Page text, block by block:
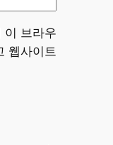
이 브라우
웹사이트